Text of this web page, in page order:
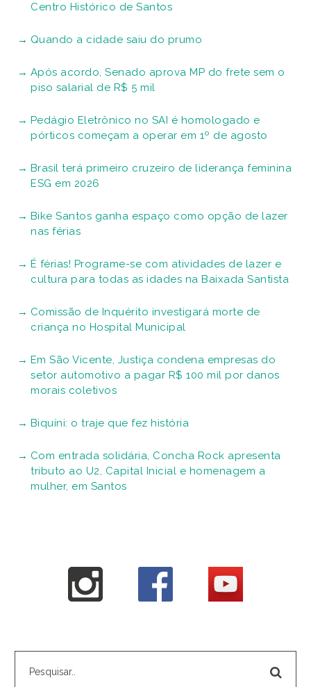
Centro Histórico de Santos
Quando a cidade saiu do prumo
Após acordo, Senado aprova MP do frete sem o
piso salarial de R$ 5 mil
Pedágio Eletrônico no SAI é homologado e
pórticos começam a operar em 1º de agosto
Brasil terá primeiro cruzeiro de liderança feminina
ESG em 2026
Bike Santos ganha espaço como opção de lazer
nas férias
É férias! Programe-se com atividades de lazer e
cultura para todas as idades na Baixada Santista
Comissão de Inquérito investigará morte de
criança no Hospital Municipal
Em São Vicente, Justiça condena empresas do
setor automotivo a pagar R$ 100 mil por danos
morais coletivos
Biquíni: o traje que fez história
Com entrada solidária, Concha Rock apresenta
tributo ao U2, Capital Inicial e homenagem a
mulher, em Santos